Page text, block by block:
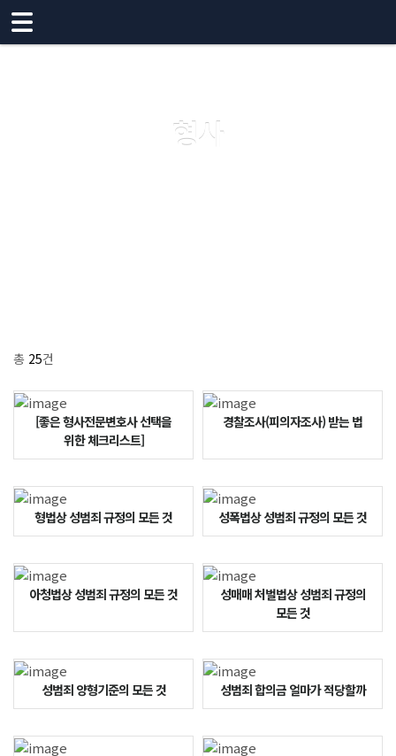
형사
총 25건
[좋은 형사전문변호사 선택을
위한 체크리스트]
경찰조사(피의자조사) 받는 법
형법상 성범죄 규정의 모든 것 성폭법상 성범죄 규정의 모든 것
아청법상 성범죄 규정의 모든 것
성매매 처벌법상 성범죄 규정의
모든 것
성범죄 양형기준의 모든 것 성범죄 합의금 얼마가 적당할까